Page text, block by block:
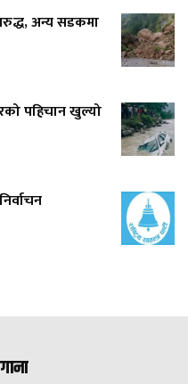
अन्य सडकमा
पहिचान खुल्यो